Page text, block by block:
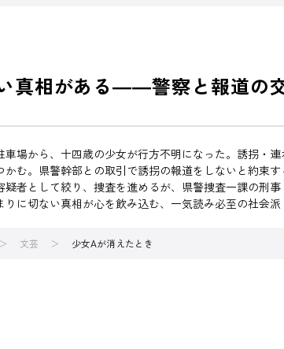
真相がある――警察と報道の
場から、十四歳の少女が行方不明になった。誘拐・
む。県警幹部との取引で誘拐の報道をしないと約束
疑者として絞り、捜査を進めるが、県警捜査一課の
に切ない真相が心を飲み込む、一気読み必至の社会派
文芸 少女Aが消えたとき